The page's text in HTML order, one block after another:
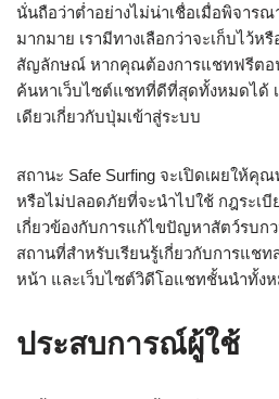
นั่นถือว่าต่ำอย่างไม่น่าเชื่อเมื่อพิจาร
มากมาย เรามีทางเลือกว่าจะเก็บไว้ห
สัญลักษณ์ หากคุณต้องการแชทฟรีตอ
ค้นหาเว็บไซต์แชทที่ดีที่สุดทั้งหมดได้
เดียวเกี่ยวกับปุ่มเข้าสู่ระบบ
สถานะ Safe Surfing จะเปิดเผยให้คุ
หรือไม่ปลอดภัยที่จะนำไปใช้ กฎระเ
เกี่ยวข้องกับการแก้ไขปัญหาสัตว์รบก
สถานที่สำหรับเรียนรู้เกี่ยวกับการแช
หน้า และเว็บไซต์วิดีโอแชทชั้นนำทั้ง
ประสบการณ์ผู้ใช้